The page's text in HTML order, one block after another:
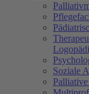
Soziale